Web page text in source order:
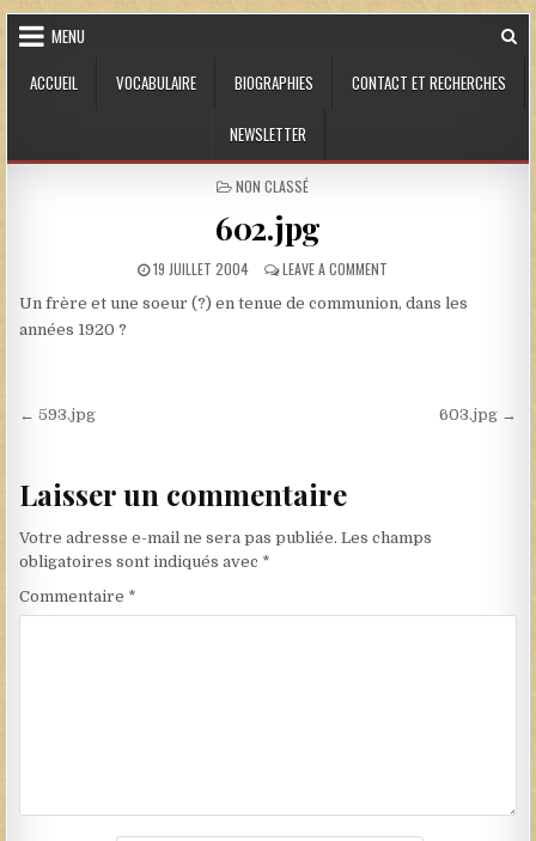
Skip to content
MENU
ACCUEIL
VOCABULAIRE BIOGRAPHIES CONTACT ET RECHERCHES
NEWSLETTER
POSTED IN
NON CLASSÉ
602.jpg
PUBLISHED DATE:
19 JUILLET 2004 LEAVE A COMMENTON 602.JPG
Un frère et une soeur (?) en tenue de communion, dans les
années 1920 ?
Navigation de l’article
← 593.jpg 603.jpg →
Laisser un commentaire
Votre adresse e-mail ne sera pas publiée. Les champs
obligatoires sont indiqués avec *
Commentaire *